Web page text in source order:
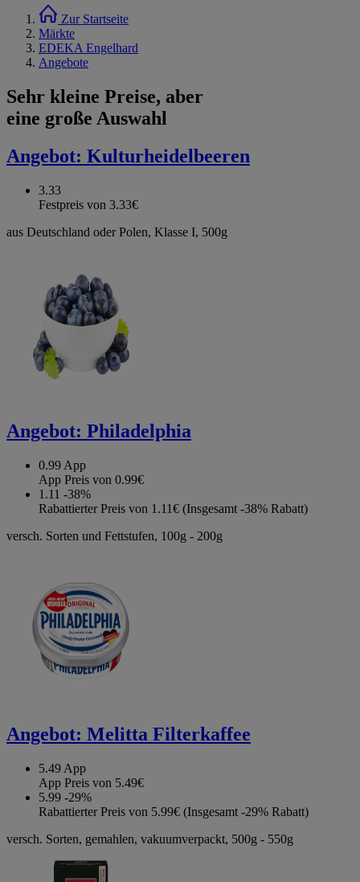
Zur Startseite
Märkte
EDEKA Engelhard
Angebote
Sehr kleine Preise, aber
eine große Auswahl
Angebot: Kulturheidelbeeren
3.33
Festpreis von 3.33€
aus Deutschland oder Polen, Klasse I, 500g
Angebot: Philadelphia
0.99 App
App Preis von 0.99€
1.11 -38%
Rabattierter Preis von 1.11€ (Insgesamt -38% Rabatt)
versch. Sorten und Fettstufen, 100g - 200g
Angebot: Melitta Filterkaffee
5.49 App
App Preis von 5.49€
5.99 -29%
Rabattierter Preis von 5.99€ (Insgesamt -29% Rabatt)
versch. Sorten, gemahlen, vakuumverpackt, 500g - 550g